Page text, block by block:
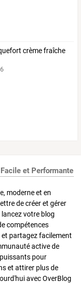
crème fraîche
et Performante
moderne et en
de créer et gérer
votre blog
compétences
partagez facilement
active de
pour
et attirer plus de
avec OverBlog